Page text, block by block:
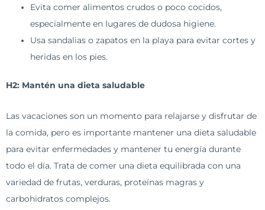
Evita comer alimentos crudos o poco cocidos,
especialmente en lugares de dudosa higiene.
Usa sandalias o zapatos en la playa para evitar cortes y
heridas en los pies.
H2: Mantén una dieta saludable
Las vacaciones son un momento para relajarse y disfrutar de
la comida, pero es importante mantener una dieta saludable
para evitar enfermedades y mantener tu energía durante
todo el día. Trata de comer una dieta equilibrada con una
variedad de frutas, verduras, proteínas magras y
carbohidratos complejos.